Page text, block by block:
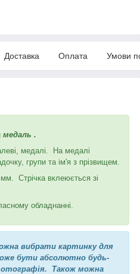
Доставка Оплата Умови
медаль .
медалі. На медалі
групи та ім'я з прізвищем.
Стрічка вклеюється зі
обладнанні.
вибрати картинку для
бути абсолютно будь-
Також можна